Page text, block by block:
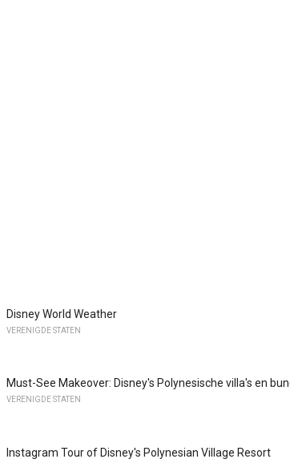
Disney World Weather
VERENIGDE STATEN
Must-See Makeover: Disney's Polynesische villa's en
VERENIGDE STATEN
Instagram Tour of Disney's Polynesian Village Resort